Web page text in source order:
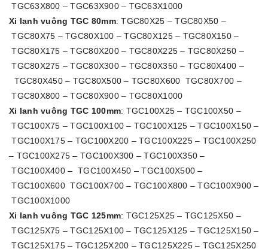
TGC63X800 – TGC63X900 – TGC63X1000
Xi lanh vuông TGC 80mm: TGC80X25 – TGC80X50 –
TGC80X75 – TGC80X100 – TGC80X125 – TGC80X150 –
TGC80X175 – TGC80X200 – TGC80X225 – TGC80X250 –
TGC80X275 – TGC80X300 – TGC80X350 – TGC80X400 –
TGC80X450 – TGC80X500 – TGC80X600 TGC80X700 –
TGC80X800 – TGC80X900 – TGC80X1000
Xi lanh vuông TGC 100mm: TGC100X25 – TGC100X50 –
TGC100X75 – TGC100X100 – TGC100X125 – TGC100X150 –
TGC100X175 – TGC100X200 – TGC100X225 – TGC100X250
– TGC100X275 – TGC100X300 – TGC100X350 –
TGC100X400 – TGC100X450 – TGC100X500 –
TGC100X600 TGC100X700 – TGC100X800 – TGC100X900 –
TGC100X1000
Xi lanh vuông TGC 125mm: TGC125X25 – TGC125X50 –
TGC125X75 – TGC125X100 – TGC125X125 – TGC125X150 –
TGC125X175 – TGC125X200 – TGC125X225 – TGC125X250